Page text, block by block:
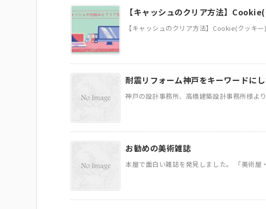
【キャッシュのクリア方法】
【キャッシュのクリア方法】Cookie(クッキ
耐震リフォーム神戸をキーワードに
神戸の設計事務所、高橋建築設計事務所様よ
お勧めの美術雑誌
本屋で面白い雑誌を発見しました。 「美術屋